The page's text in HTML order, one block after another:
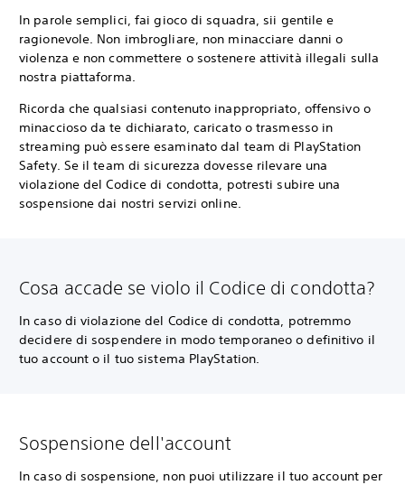
In parole semplici, fai gioco di squadra, sii gentile e
ragionevole. Non imbrogliare, non minacciare danni o
violenza e non commettere o sostenere attività illegali sulla
nostra piattaforma.
Ricorda che qualsiasi contenuto inappropriato, offensivo o
minaccioso da te dichiarato, caricato o trasmesso in
streaming può essere esaminato dal team di PlayStation
Safety. Se il team di sicurezza dovesse rilevare una
violazione del Codice di condotta, potresti subire una
sospensione dai nostri servizi online.
Cosa accade se violo il Codice di condotta?
In caso di violazione del Codice di condotta, potremmo
decidere di sospendere in modo temporaneo o definitivo il
tuo account o il tuo sistema PlayStation.
Sospensione dell'account
In caso di sospensione, non puoi utilizzare il tuo account per